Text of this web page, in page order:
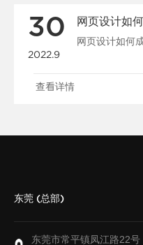
30
2022.9
网页设计如
网页设计如何
查看详情
东莞 (总部)
东莞市常平镇凤江路22号